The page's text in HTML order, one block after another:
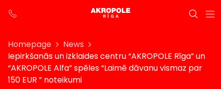
Homepage
News
Iepirkšanās un izklaides centru “AKROPOLE Rīga” un
“AKROPOLE Alfa” spēles “Laimē dāvanu vismaz par
150 EUR ” noteikumi